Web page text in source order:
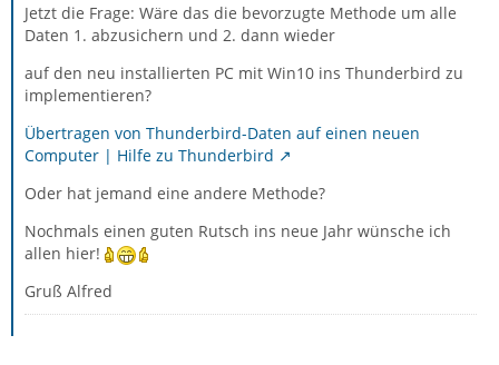
Jetzt die Frage: Wäre das die bevorzugte Methode um alle
Daten 1. abzusichern und 2. dann wieder
auf den neu installierten PC mit Win10 ins Thunderbird zu
implementieren?
Übertragen von Thunderbird-Daten auf einen neuen
Computer | Hilfe zu Thunderbird
Oder hat jemand eine andere Methode?
Nochmals einen guten Rutsch ins neue Jahr wünsche ich
allen hier!
Gruß Alfred